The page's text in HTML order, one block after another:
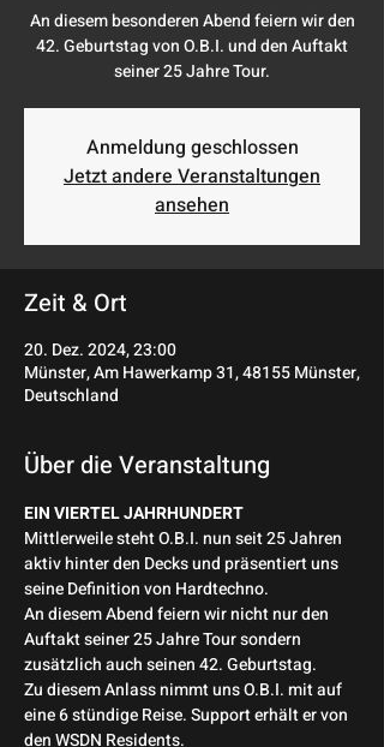
An diesem besonderen Abend feiern wir den
42. Geburtstag von O.B.I. und den Auftakt
seiner 25 Jahre Tour.
Anmeldung geschlossen
Jetzt andere Veranstaltungen
ansehen
Zeit & Ort
20. Dez. 2024, 23:00
Münster, Am Hawerkamp 31, 48155 Münster,
Deutschland
Über die Veranstaltung
EIN VIERTEL JAHRHUNDERT
Mittlerweile steht O.B.I. nun seit 25 Jahren
aktiv hinter den Decks und präsentiert uns
seine Definition von Hardtechno.
An diesem Abend feiern wir nicht nur den
Auftakt seiner 25 Jahre Tour sondern
zusätzlich auch seinen 42. Geburtstag.
Zu diesem Anlass nimmt uns O.B.I. mit auf
eine 6 stündige Reise. Support erhält er von
den WSDN Residents.